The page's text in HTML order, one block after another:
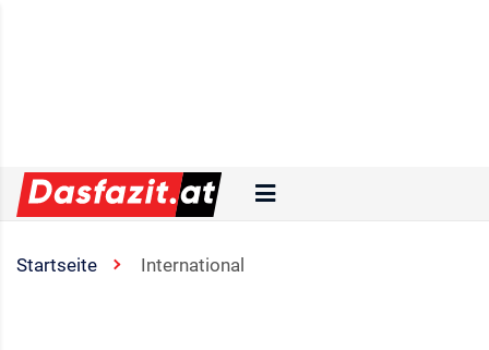
Startseite International